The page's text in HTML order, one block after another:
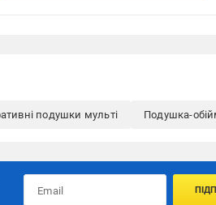
подушки мульті Подушка-